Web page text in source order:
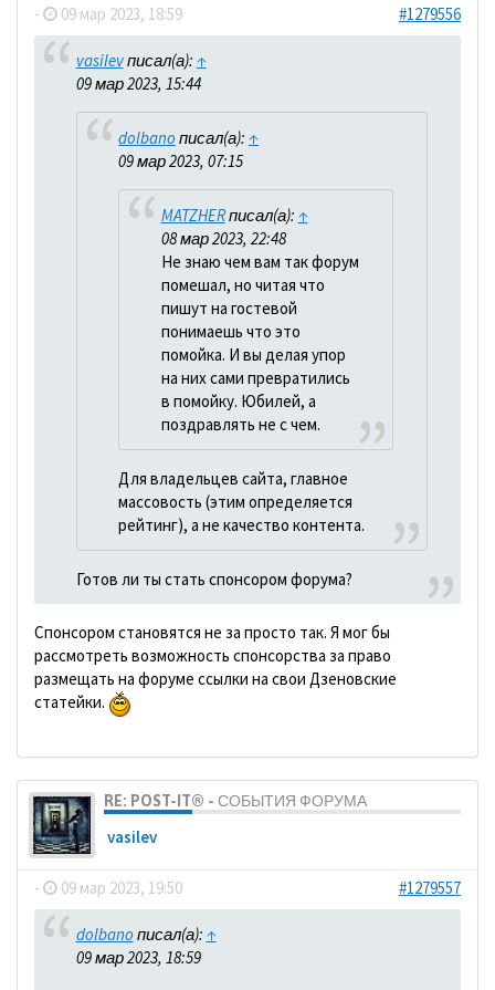
- 09 мар 2023, 18:59 #1279556
vasilevписал(а): ↑
09 мар 2023, 15:44
dolbano писал(а): ↑
09 мар 2023, 07:15
MATZHERписал(а): ↑
08 мар 2023, 22:48
Не знаю чем вам так форум
помешал, но читая что
пишут на гостевой
понимаешь что это
помойка. И вы делая упор
на них сами превратились
в помойку. Юбилей, а
поздравлять не с чем.
Для владельцев сайта, главное
массовость (этим определяется
рейтинг), а не качество контента.
Готов ли ты стать спонсором форума?
Спонсором становятся не за просто так. Я мог бы
рассмотреть возможность спонсорства за право
размещать на форуме ссылки на свои Дзеновские
статейки.
RE: POST-IT® - СОБЫТИЯ ФОРУМА
vasilev
- 09 мар 2023, 19:50 #1279557
dolbano писал(а): ↑
09 мар 2023, 18:59